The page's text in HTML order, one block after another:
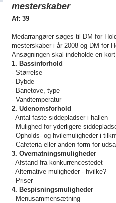
mesterskaber
Af: 39
Medarrangører søges til DM for
mesterskaber i år 2008 og DM for
Ansøgningen skal indeholde en
1. Bassinforhold
- Størrelse
- Dybde
- Banetove, type
- Vandtemperatur
2. Udenomsforhold
- Antal faste siddepladser i hallen
- Mulighed for yderligere
- Opholds- og hvilemuligheder i
- Cafeteria eller anden form for
3. Overnatningsmuligheder
- Afstand fra konkurrencestedet
- Alternative muligheder - hvilke?
- Priser
4. Bespisningsmuligheder
- Menusammensætning